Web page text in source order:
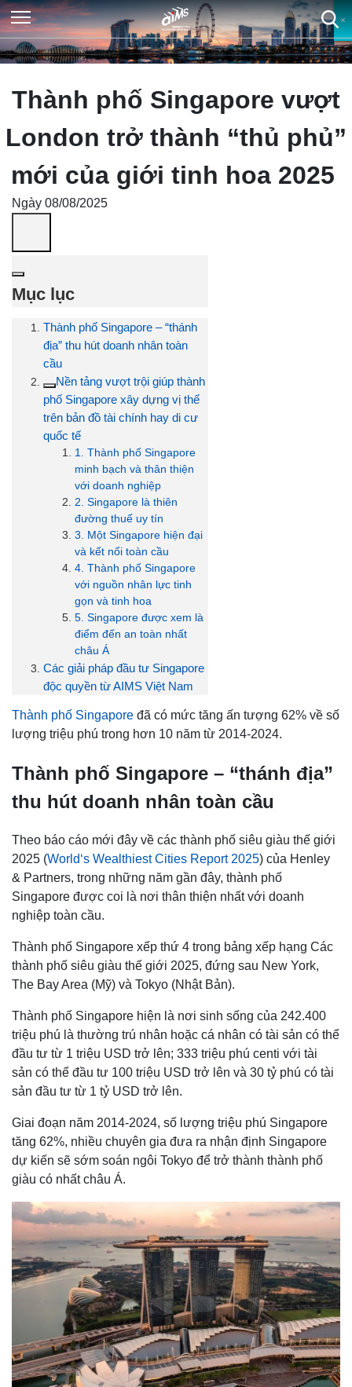
Thành phố Singapore vượt
London trở thành “thủ phủ”
mới của giới tinh hoa 2025
Ngày 08/08/2025
Mục lục
Thành phố Singapore – “thánh
địa” thu hút doanh nhân toàn
cầu
Nền tảng vượt trội giúp thành
phố Singapore xây dựng vị thế
trên bản đồ tài chính hay di cư
quốc tế
1. Thành phố Singapore
minh bạch và thân thiện
với doanh nghiệp
2. Singapore là thiên
đường thuế uy tín
3. Một Singapore hiện đại
và kết nối toàn cầu
4. Thành phố Singapore
với nguồn nhân lực tinh
gọn và tinh hoa
5. Singapore được xem là
điểm đến an toàn nhất
châu Á
Các giải pháp đầu tư Singapore
độc quyền từ AIMS Việt Nam
Thành phố Singapore đã có mức tăng ấn tượng 62% về số
lượng triệu phú trong hơn 10 năm từ 2014-2024.
Thành phố Singapore – “thánh địa”
thu hút doanh nhân toàn cầu
Theo báo cáo mới đây về các thành phố siêu giàu thế giới
2025 (World‘s Wealthiest Cities Report 2025) của Henley
& Partners, trong những năm gần đây, thành phố
Singapore được coi là nơi thân thiện nhất với doanh
nghiệp toàn cầu.
Thành phố Singapore xếp thứ 4 trong bảng xếp hạng Các
thành phố siêu giàu thế giới 2025, đứng sau New York,
The Bay Area (Mỹ) và Tokyo (Nhật Bản).
Thành phố Singapore hiện là nơi sinh sống của 242.400
triệu phú là thường trú nhân hoặc cá nhân có tài sản có thể
đầu tư từ 1 triệu USD trở lên; 333 triệu phú centi với tài
sản có thể đầu tư 100 triệu USD trở lên và 30 tỷ phú có tài
sản đầu tư từ 1 tỷ USD trở lên.
Giai đoạn năm 2014-2024, số lượng triệu phú Singapore
tăng 62%, nhiều chuyên gia đưa ra nhận định Singapore
dự kiến sẽ sớm soán ngôi Tokyo để trở thành thành phố
giàu có nhất châu Á.
×
×
×
×